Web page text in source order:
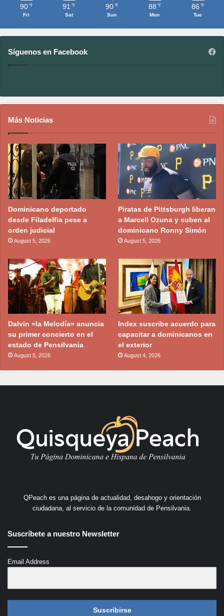
90 ℉
Fri
91 ℉
Sat
90 ℉
Sun
88 ℉
Mon
86 ℉
Tue
Síguenos en Facebook
Más Noticias
Dominicano deportado
desde Filadelfia pese a
orden judicial
August 5, 2026
Piratas de Pittsburgh liberan
a Marcell Ozuna y suben al
dominicano Ronny Simón
August 5, 2026
Dalvin «la Melodía» anuncia
su primer concierto en el
estado de Pensilvania
August 5, 2026
Index suscribe acuerdo para
capacitar a dominicanos en
el exterior
August 4, 2026
QPeach es una página de actualidad, desahogo y orientación
ciudadana, al servicio de la comunidad de Pensilvania.
Suscríbete a nuestro Newsletter
Email Address
Suscribirse